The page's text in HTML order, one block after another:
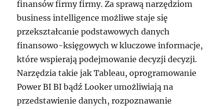
finansów firmy firmy. Za sprawą narzędziom
business intelligence możliwe staje się
przekształcanie podstawowych danych
finansowo-księgowych w kluczowe informacje,
które wspierają podejmowanie decyzji decyzji.
Narzędzia takie jak Tableau, oprogramowanie
Power BI BI bądź Looker umożliwiają na
przedstawienie danych, rozpoznawanie